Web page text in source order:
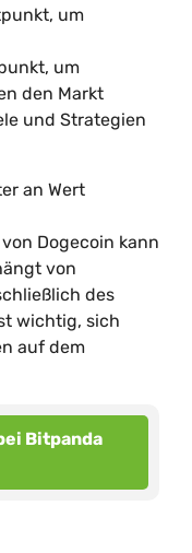
um
um
den Markt
und Strategien
an Wert
Dogecoin kann
von
des
wichtig, sich
auf dem
Bitpanda